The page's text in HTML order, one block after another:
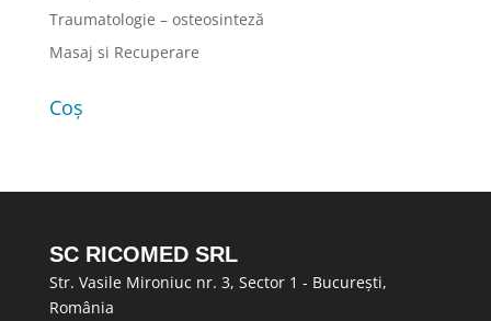
Traumatologie – osteosinteză
Masaj si Recuperare
Coș
SC RICOMED SRL
Str. Vasile Mironiuc nr. 3, Sector 1 - București,
România